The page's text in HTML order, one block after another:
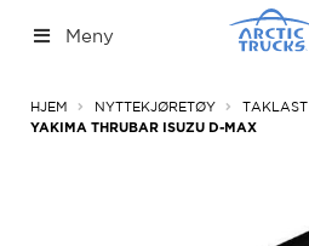
til
til
Meny
HJEM NYTTEKJØRETØY TAKLAST
YAKIMA THRUBAR ISUZU D-MAX